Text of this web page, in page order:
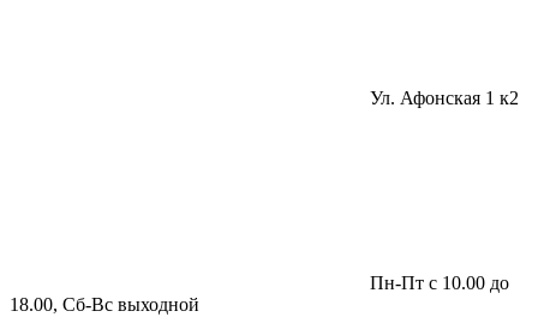
Ул. Афонская 1 к2
Пн-Пт с 10.00 до
18.00, Сб-Вс выходной